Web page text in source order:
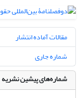
مقالات آماده انتشار
شماره جاری
شماره‌های پیشین نشریه